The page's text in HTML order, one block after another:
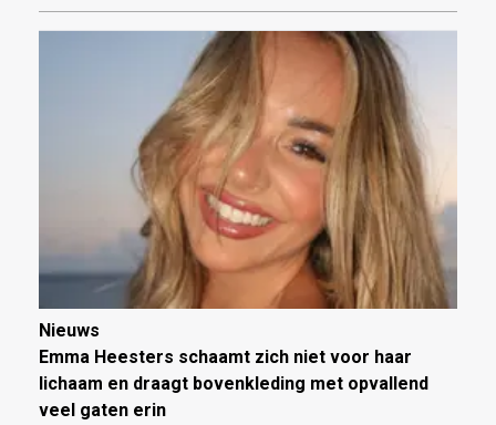
Nieuws
Emma Heesters schaamt zich niet voor haar
lichaam en draagt bovenkleding met opvallend
veel gaten erin